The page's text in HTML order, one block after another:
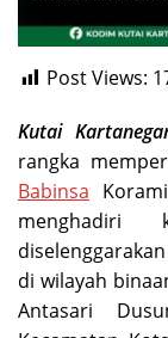
Post Views:
Kutai
rangka
Babinsa
menghadiri
di wilayah
Antasari